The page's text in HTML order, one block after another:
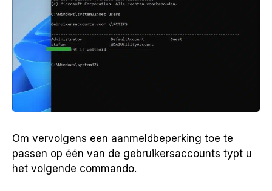
Om vervolgens een aanmeldbeperking toe te
passen op één van de gebruikersaccounts typt u
het volgende commando.